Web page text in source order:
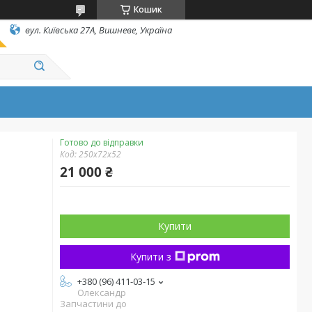
Кошик
вул. Київська 27А, Вишневе, Україна
Готово до відправки
Код:250х72х52
21 000 ₴
Купити
Купити з
+380 (96) 411-03-15
Олександр
Запчастини до